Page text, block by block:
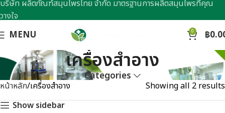
MENU 0 ฿
เครื่องสำอาง
Categories
หน้าหลัก เครื่องสำอาง
Showing all 2 results
Show sidebar
บริษัท ผลิตภัณฑ์สมุนไพรไทย จำกัด มาตรฐานการผลิตสมุนไพรที่คุณ
วางใจ